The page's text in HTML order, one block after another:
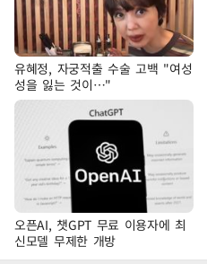
유혜정, 자궁적출 수술 고백 "여성
성을 잃는 것이…"
오픈AI, 챗GPT 무료 이용자에 최
신모델 무제한 개방